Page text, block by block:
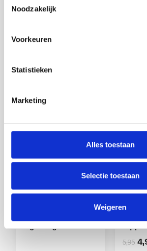
Noodzakelijk
Voorkeuren
Statistieken
Marketing
Alles toestaan
Selectie toestaan
Weigeren
Heeft u een vraag?
vragen.
Luxe
5,95